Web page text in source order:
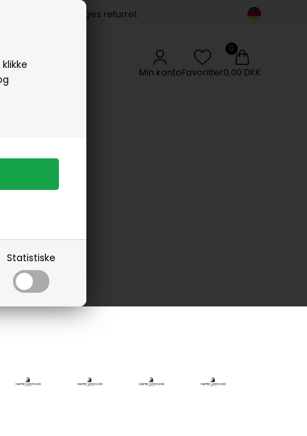
Statistiske
14 dages returret
Min kontoFavoritter0,00 DKK
Woods Copenhagen